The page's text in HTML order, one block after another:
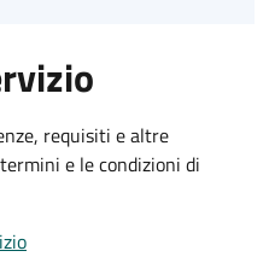
requisiti e altre
e le condizioni di